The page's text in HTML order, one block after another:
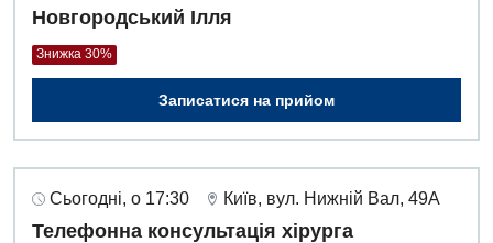
Новгородський Ілля
Знижка 30%
Записатися на прийом
Сьогодні, о 17:30 Київ, вул. Нижній Вал, 49А
Телефонна консультація хірурга